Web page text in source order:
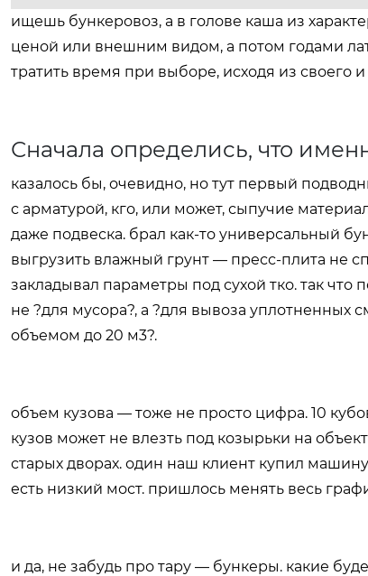
ищешь бункеровоз, а в голове каша из
ценой или внешним видом, а потом годами
тратить время при выборе, исходя из своего
Сначала определись, что
казалось бы, очевидно, но тут первый
с арматурой, кго, или может, сыпучие
даже подвеска. брал как-то универсальный
выгрузить влажный грунт — пресс-плита не
закладывал параметры под сухой тко. так
не ?для мусора?, а ?для вывоза уплотненных
объемом до 20 м3?.
объем кузова — тоже не просто цифра. 10
кузов может не влезть под козырьки на
старых дворах. один наш клиент купил
есть низкий мост. пришлось менять весь
и да, не забудь про тару — бункеры. какие